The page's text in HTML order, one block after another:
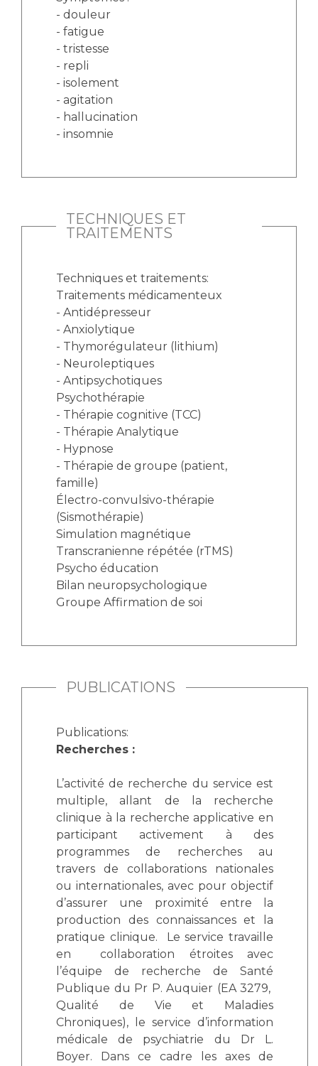
- douleur
- fatigue
- tristesse
- repli
- isolement
- agitation
- hallucination
- insomnie
TECHNIQUES ET
TRAITEMENTS
Techniques et traitements:
Traitements médicamenteux
- Antidépresseur
- Anxiolytique
- Thymorégulateur (lithium)
- Neuroleptiques
- Antipsychotiques
Psychothérapie
- Thérapie cognitive (TCC)
- Thérapie Analytique
- Hypnose
- Thérapie de groupe (patient,
famille)
Électro-convulsivo-thérapie
(Sismothérapie)
Simulation magnétique
Transcranienne répétée (rTMS)
Psycho éducation
Bilan neuropsychologique
Groupe Affirmation de soi
PUBLICATIONS
Publications:
Recherches :
L’activité de recherche du service est
multiple, allant de la recherche
clinique à la recherche applicative en
participant activement à des
programmes de recherches au
travers de collaborations nationales
ou internationales, avec pour objectif
d’assurer une proximité entre la
production des connaissances et la
pratique clinique. Le service travaille
en collaboration étroites avec
l’équipe de recherche de Santé
Publique du Pr P. Auquier (EA 3279,
Qualité de Vie et Maladies
Chroniques), le service d’information
médicale de psychiatrie du Dr L.
Boyer. Dans ce cadre les axes de